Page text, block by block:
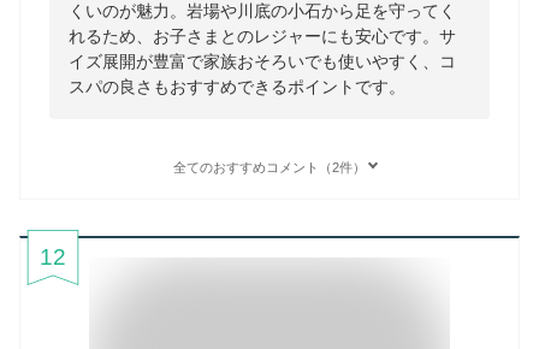
くいのが魅力。岩場や川底の小石から足を守ってく
れるため、お子さまとのレジャーにも安心です。サ
イズ展開が豊富で家族おそろいでも使いやすく、コ
スパの良さもおすすめできるポイントです。
全てのおすすめコメント（2件）
12